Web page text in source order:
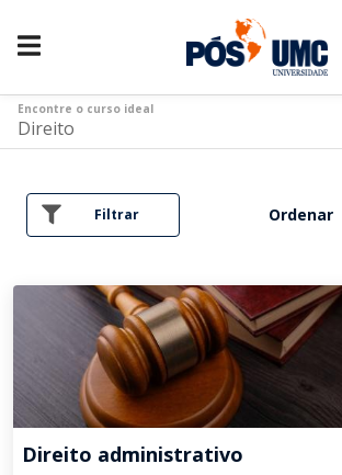
Encontre o curso ideal
Filtrar Ordenar
Direito administrativo